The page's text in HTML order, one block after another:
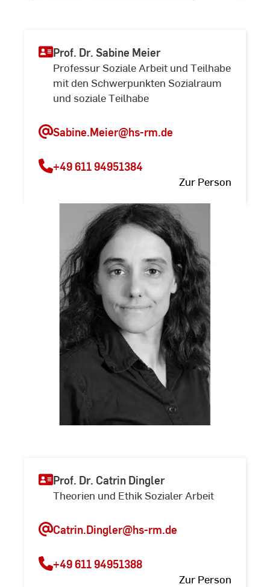
Prof. Dr. Sabine Meier
Professur Soziale Arbeit und Teilhabe
mit den Schwerpunkten Sozialraum
und soziale Teilhabe
Sabine.Meier@hs-rm.de
+49 611 94951384
Zur Person
Prof. Dr. Catrin Dingler
Theorien und Ethik Sozialer Arbeit
Catrin.Dingler@hs-rm.de
+49 611 94951388
Zur Person